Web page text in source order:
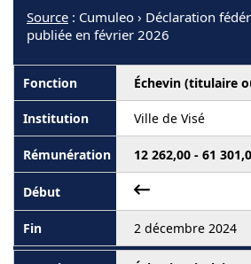
Source : Cumuleo › Déclaration
publiée en février 2026
Échevin (titulaire
Ville de Visé
12 262,00 - 61
2 décembre 2024